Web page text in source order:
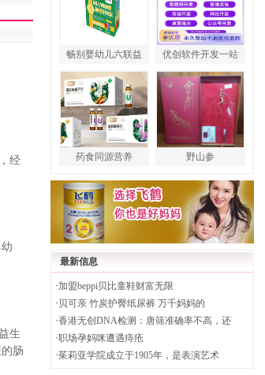
经
生
肠
畅别婴幼儿六联益 优创软件开发一站
药食同源营养 野山参
最新信息
·加盟beppi贝比童鞋财富无限
· 贝可亲 竹炭护臀纸尿裤 万千妈妈的
·香港无创DNA检测：唐筛准确率不高，还
·职场孕妈咪遭遇痔疮
·茱莉亚学院成立于1905年，是表演艺术